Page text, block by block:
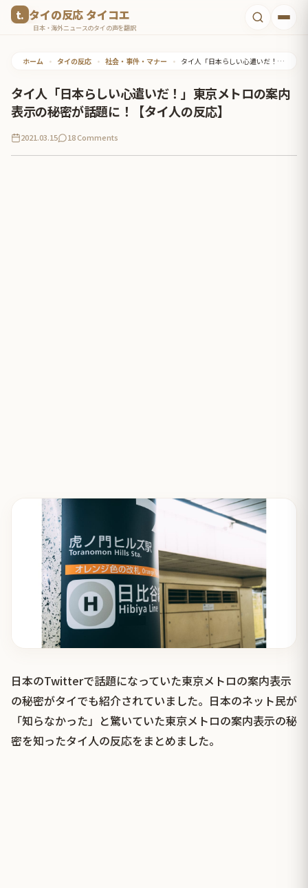
タイの反応 タイコエ
日本・海外ニュースのタイの声を翻訳
ホーム • タイの反応 • 社会・事件・マナー • タイ人「日本らしい心遣いだ！」東京メトロの案内表示の秘密が話題に！【タイ人の反応】
タイ人「日本らしい心遣いだ！」東京メトロの案内
表示の秘密が話題に！【タイ人の反応】
2021.03.15 18 Comments
日本のTwitterで話題になっていた東京メトロの案内表示
の秘密がタイでも紹介されていました。日本のネット民が
「知らなかった」と驚いていた東京メトロの案内表示の秘
密を知ったタイ人の反応をまとめました。